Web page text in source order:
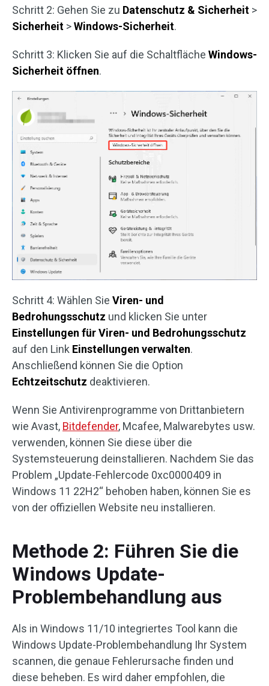
Schritt 2: Gehen Sie zu Datenschutz & Sicherheit >
Sicherheit >Windows-Sicherheit.
Schritt 3: Klicken Sie auf die Schaltfläche Windows-
Sicherheit öffnen.
Schritt 4: Wählen Sie Viren- und
Bedrohungsschutz und klicken Sie unter
Einstellungen für Viren- und Bedrohungsschutz
auf den Link Einstellungen verwalten.
Anschließend können Sie die Option
Echtzeitschutz deaktivieren.
Wenn Sie Antivirenprogramme von Drittanbietern
wie Avast, Bitdefender, Mcafee, Malwarebytes usw.
verwenden, können Sie diese über die
Systemsteuerung deinstallieren. Nachdem Sie das
Problem „Update-Fehlercode 0xc0000409 in
Windows 11 22H2“ behoben haben, können Sie es
von der offiziellen Website neu installieren.
Methode 2: Führen Sie die
Windows Update-
Problembehandlung aus
Als in Windows 11/10 integriertes Tool kann die
Windows Update-Problembehandlung Ihr System
scannen, die genaue Fehlerursache finden und
diese beheben. Es wird daher empfohlen, die